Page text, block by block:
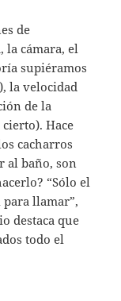
de
la cámara, el
supiéramos
la velocidad
de la
Hace
cacharros
al baño, son
“Sólo el
para llamar”,
destaca que
todo el